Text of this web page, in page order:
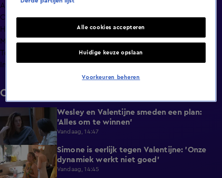
Afleveringen
Clips
Hoe is het nu met?
Macdate met Nick Eshuis
Terugblik
Info
Clips
0:26
Wesley en Valentijne smeden een plan:
'Alles om te winnen'
Vandaag, 14:47
1:12
Simone is eerlijk tegen Valentijne: 'Onze
dynamiek werkt niet goed'
Vandaag, 14:45
Alle cookies accepteren
Huidige keuze opslaan
Voorkeuren beheren